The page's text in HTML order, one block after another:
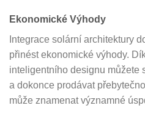
Ekonomické Výhody
Integrace solární architektury
přinést ekonomické výhody.
inteligentního designu můžete
a dokonce prodávat
může znamenat významné